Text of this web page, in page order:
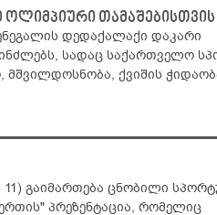
თამაშებისთვის
დედაქალაქი დაკარი
სადაც საქართველო
მშვილდოსნობა, ქვიშის
11) გაიმართება ცნობილი
პრეზენტაცია, რომელიც